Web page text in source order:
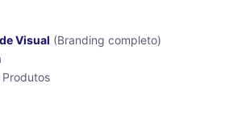
Visual (Branding completo)